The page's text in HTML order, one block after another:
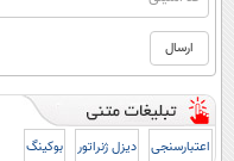
اعتبارسنجی دیزل ژنراتور بوکینگ